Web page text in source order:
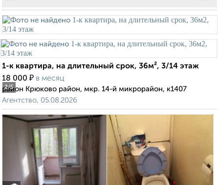
2/5
1-к квартира, на длительный срок, 36м², 3/14 этаж
18 000 ₽ в месяц
район Крюково район, мкр. 14-й микрорайон, к1407
Агентство, 05.08.2026